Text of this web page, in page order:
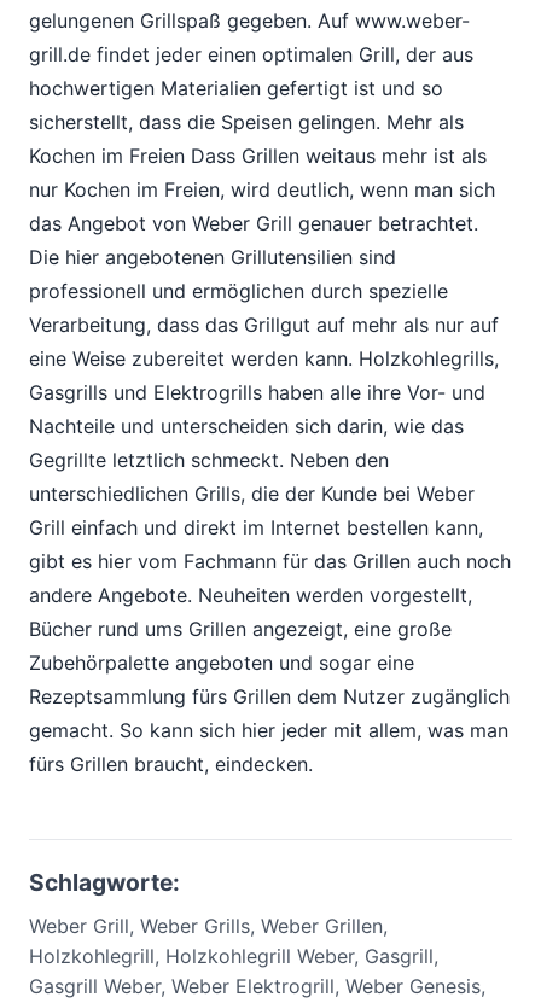
gelungenen Grillspaß gegeben. Auf www.weber-
grill.de findet jeder einen optimalen Grill, der aus
hochwertigen Materialien gefertigt ist und so
sicherstellt, dass die Speisen gelingen. Mehr als
Kochen im Freien Dass Grillen weitaus mehr ist als
nur Kochen im Freien, wird deutlich, wenn man sich
das Angebot von Weber Grill genauer betrachtet.
Die hier angebotenen Grillutensilien sind
professionell und ermöglichen durch spezielle
Verarbeitung, dass das Grillgut auf mehr als nur auf
eine Weise zubereitet werden kann. Holzkohlegrills,
Gasgrills und Elektrogrills haben alle ihre Vor- und
Nachteile und unterscheiden sich darin, wie das
Gegrillte letztlich schmeckt. Neben den
unterschiedlichen Grills, die der Kunde bei Weber
Grill einfach und direkt im Internet bestellen kann,
gibt es hier vom Fachmann für das Grillen auch noch
andere Angebote. Neuheiten werden vorgestellt,
Bücher rund ums Grillen angezeigt, eine große
Zubehörpalette angeboten und sogar eine
Rezeptsammlung fürs Grillen dem Nutzer zugänglich
gemacht. So kann sich hier jeder mit allem, was man
fürs Grillen braucht, eindecken.
Schlagworte:
Weber Grill, Weber Grills, Weber Grillen,
Holzkohlegrill, Holzkohlegrill Weber, Gasgrill,
Gasgrill Weber, Weber Elektrogrill, Weber Genesis,